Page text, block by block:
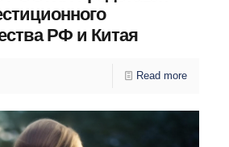
РФ и Китая
Read more